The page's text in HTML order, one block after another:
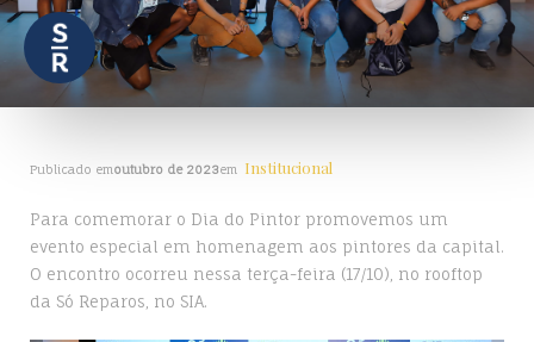
Publicado emoutubro de 2023em Institucional
Para comemorar o Dia do Pintor promovemos um
evento especial em homenagem aos pintores da capital.
O encontro ocorreu nessa terça-feira (17/10), no rooftop
da Só Reparos, no SIA.